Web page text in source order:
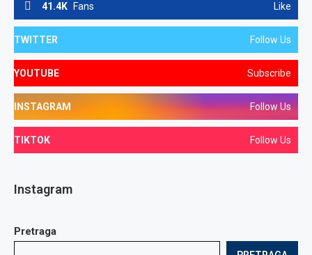
41.4K Fans Like
TWITTER Follow Us
YOUTUBE Subscribe
INSTAGRAM Follow Us
TIKTOK Follow Us
Instagram
Pretraga